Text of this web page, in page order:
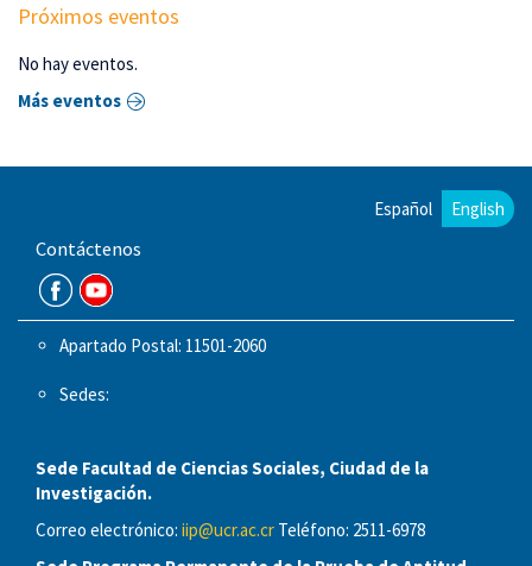
Próximos eventos
No hay eventos.
Más eventos
Español English
Contáctenos
Apartado Postal: 11501-2060
Sedes:
Sede Facultad de Ciencias Sociales, Ciudad de la
Investigación.
Correo electrónico: iip@ucr.ac.cr Teléfono: 2511-6978